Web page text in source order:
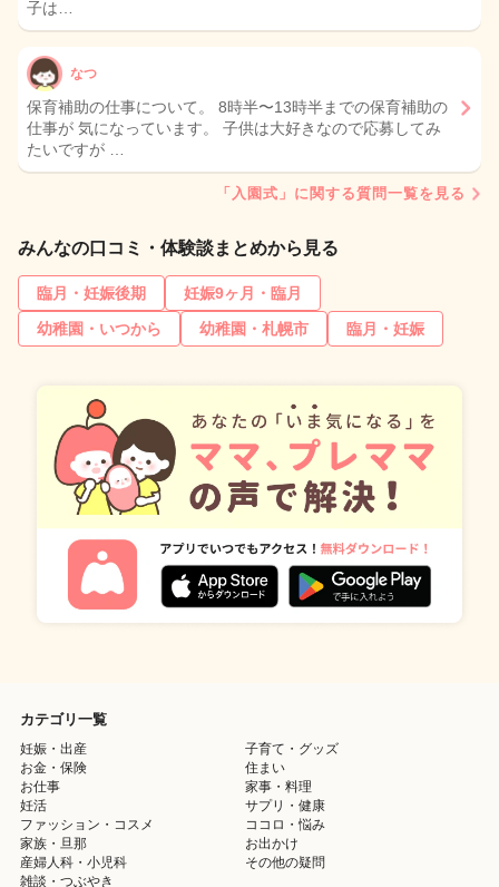
子は…
なつ
保育補助の仕事について。 8時半〜13時半までの保育補助の
仕事が 気になっています。 子供は大好きなので応募してみ
たいですが …
「入園式」に関する質問一覧を見る
みんなの口コミ・体験談まとめから見る
臨月・妊娠後期
妊娠9ヶ月・臨月
幼稚園・いつから
幼稚園・札幌市 臨月・妊娠
カテゴリ一覧
妊娠・出産
子育て・グッズ
お金・保険
住まい
お仕事
家事・料理
妊活
サプリ・健康
ファッション・コスメ
ココロ・悩み
家族・旦那
お出かけ
産婦人科・小児科
その他の疑問
雑談・つぶやき